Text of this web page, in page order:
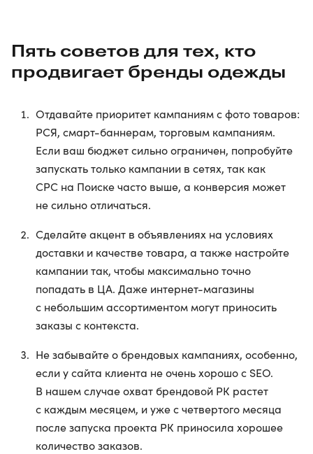
Пять советов для тех, кто
продвигает бренды одежды
Отдавайте приоритет кампаниям с фото товаров:
РСЯ, смарт-баннерам, торговым кампаниям.
Если ваш бюджет сильно ограничен, попробуйте
запускать только кампании в сетях, так как
CPC на Поиске часто выше, а конверсия может
не сильно отличаться.
Сделайте акцент в объявлениях на условиях
доставки и качестве товара, а также настройте
кампании так, чтобы максимально точно
попадать в ЦА. Даже интернет-магазины
с небольшим ассортиментом могут приносить
заказы с контекста.
Не забывайте о брендовых кампаниях, особенно,
если у сайта клиента не очень хорошо с SEO.
В нашем случае охват брендовой РК растет
с каждым месяцем, и уже с четвертого месяца
после запуска проекта РК приносила хорошее
количество заказов.